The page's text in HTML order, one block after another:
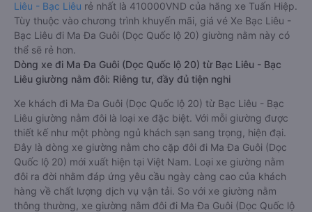
Liêu - Bạc Liêu rẻ nhất là 410000VND của hãng xe Tuấn Hiệp.
Tùy thuộc vào chương trình khuyến mãi, giá vé Xe Bạc Liêu -
Bạc Liêu đi Ma Đa Guôi (Dọc Quốc lộ 20) giường nằm này có
thể sẽ rẻ hơn.
Dòng xe đi Ma Đa Guôi (Dọc Quốc lộ 20) từ Bạc Liêu - Bạc
Liêu giường nằm đôi: Riêng tư, đầy đủ tiện nghi
Xe khách đi Ma Đa Guôi (Dọc Quốc lộ 20) từ Bạc Liêu - Bạc
Liêu giường nằm đôi là loại xe đặc biệt. Với mỗi giường được
thiết kế như một phòng ngủ khách sạn sang trọng, hiện đại.
Đây là dòng xe giường nằm cho cặp đôi đi Ma Đa Guôi (Dọc
Quốc lộ 20) mới xuất hiện tại Việt Nam. Loại xe giường nằm
đôi ra đời nhằm đáp ứng yêu cầu ngày càng cao của khách
hàng về chất lượng dịch vụ vận tải. So với xe giường nằm
thông thường, xe giường nằm đôi đi Ma Đa Guôi (Dọc Quốc lộ